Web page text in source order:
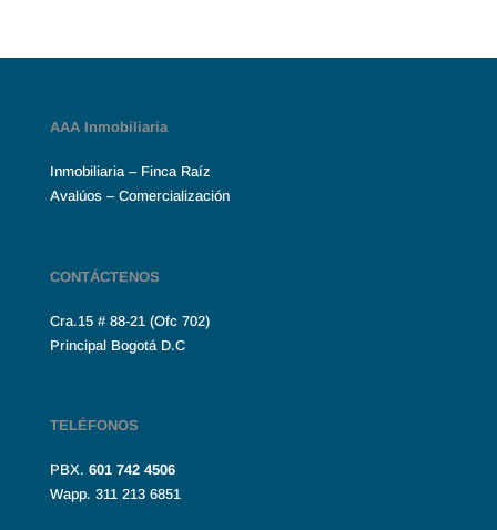
AAA Inmobiliaria
Inmobiliaria – Finca Raíz
Avalúos – Comercialización
CONTÁCTENOS
Cra.15 # 88-21 (Ofc 702)
Principal Bogotá D.C
TELÉFONOS
PBX. 601 742 4506
Wapp. 311 213 6851